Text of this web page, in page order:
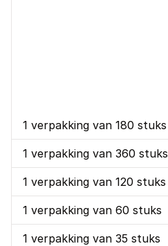
1 verpakking van 180 stuks
1 verpakking van 360 stuks
1 verpakking van 120 stuks
1 verpakking van 60 stuks
1 verpakking van 35 stuks